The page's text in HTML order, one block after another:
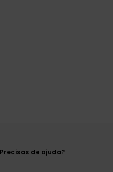
Precisas de ajuda?